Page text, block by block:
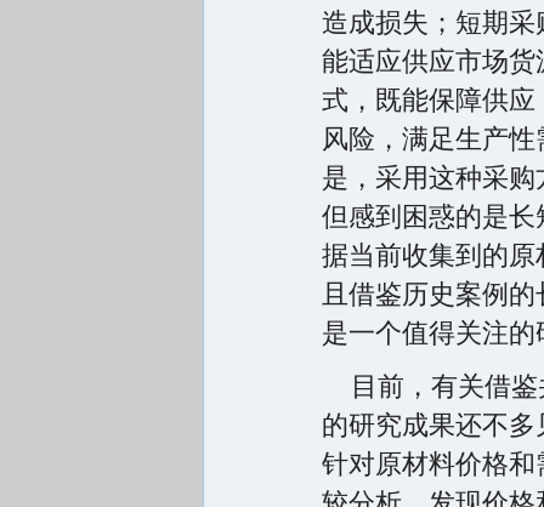
造成损失；短期
能适应供应市场
式，既能保障供
风险，满足生产
是，采用这种采
但感到困惑的是
据当前收集到的
且借鉴历史案例
是一个值得关注的
目前，有关借
的研究成果还不
针对原材料价格